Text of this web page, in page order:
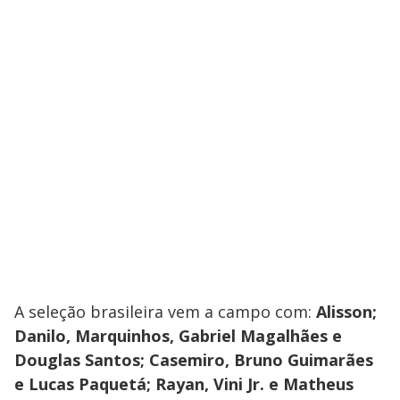
A seleção brasileira vem a campo com: Alisson;
Danilo, Marquinhos, Gabriel Magalhães e
Douglas Santos; Casemiro, Bruno Guimarães
e Lucas Paquetá; Rayan, Vini Jr. e Matheus